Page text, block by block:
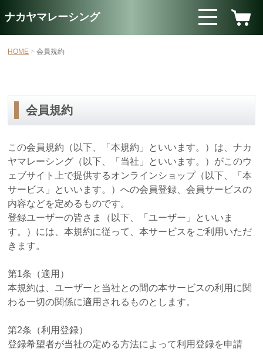
ナカヤマレーシング
HOME 会員規約
会員規約
この会員規約（以下、「本規約」といいます。）は、ナカ
ヤマレーシング（以下、「当社」といいます。）がこのウ
ェブサイト上で提供するオンラインショップ（以下、「本
サービス」といいます。）への会員登録、会員サービスの
内容などを定めるものです。
登録ユーザーの皆さま（以下、「ユーザー」といいま
す。）には、本規約に従って、本サービスをご利用いただ
きます。
第1条（適用）
本規約は、ユーザーと当社との間の本サービスの利用に関
わる一切の関係に適用されるものとします。
第2条（利用登録）
登録希望者が当社の定める方法によって利用登録を申請